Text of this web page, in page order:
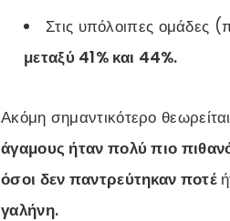
Στις υπόλοιπες ομάδες
μεταξύ 41% και 44%.
Ακόμη σημαντικότερο
άγαμους ήταν πολύ πιο
όσοι δεν παντρεύτηκαν ποτέ
γαλήνη.